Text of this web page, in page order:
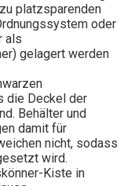
platzsparenden
oder
als
gelagert werden
die Deckel der
Behälter und
damit für
nicht, sodass
wird.
Kiste in